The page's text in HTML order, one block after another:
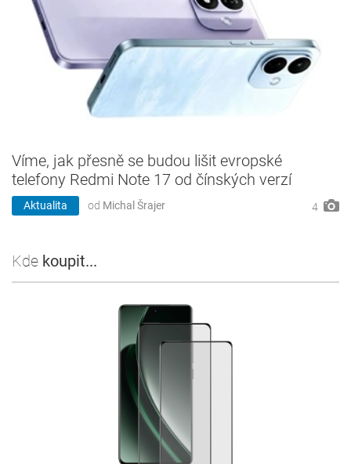
Víme, jak přesně se budou lišit evropské
telefony Redmi Note 17 od čínských verzí
Aktualita od Michal Šrajer 4
Kde koupit...